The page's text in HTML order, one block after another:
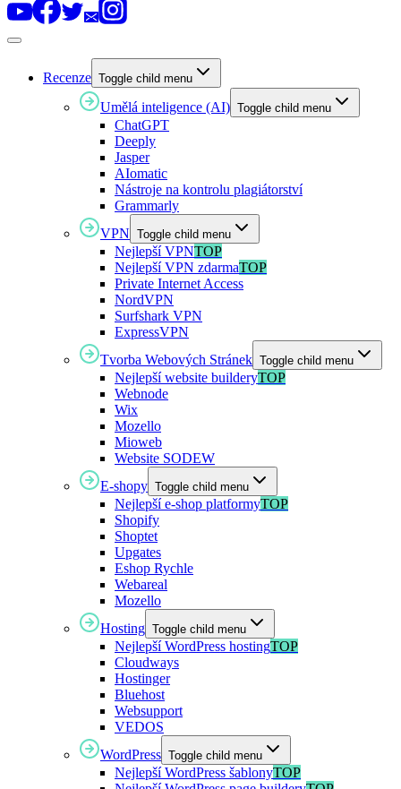
Recenze Toggle child menu
Umělá inteligence (AI) Toggle child menu
ChatGPT
Deeply
Jasper
AIomatic
Nástroje na kontrolu plagiátorství
Grammarly
VPN Toggle child menu
Nejlepší VPNTOP
Nejlepší VPN zdarmaTOP
Private Internet Access
NordVPN
Surfshark VPN
ExpressVPN
Tvorba Webových Stránek Toggle child menu
Nejlepší website builderyTOP
Webnode
Wix
Mozello
Mioweb
Website SODEW
E-shopy Toggle child menu
Nejlepší e-shop platformyTOP
Shopify
Shoptet
Upgates
Eshop Rychle
Webareal
Mozello
Hosting Toggle child menu
Nejlepší WordPress hostingTOP
Cloudways
Hostinger
Bluehost
Websupport
VEDOS
WordPress Toggle child menu
Nejlepší WordPress šablonyTOP